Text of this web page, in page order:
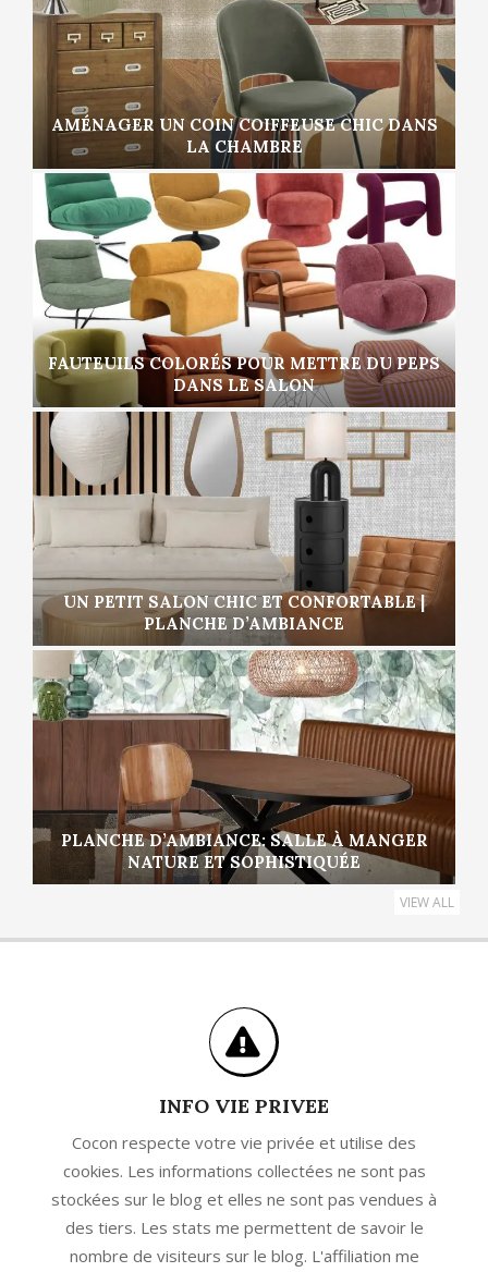
AMÉNAGER UN COIN COIFFEUSE CHIC DANS
LA CHAMBRE
FAUTEUILS COLORÉS POUR METTRE DU PEPS
DANS LE SALON
UN PETIT SALON CHIC ET CONFORTABLE |
PLANCHE D’AMBIANCE
PLANCHE D’AMBIANCE: SALLE À MANGER
NATURE ET SOPHISTIQUÉE
VIEW ALL
INFO VIE PRIVEE
Cocon respecte votre vie privée et utilise des
cookies. Les informations collectées ne sont pas
stockées sur le blog et elles ne sont pas vendues à
des tiers. Les stats me permettent de savoir le
nombre de visiteurs sur le blog. L'affiliation me